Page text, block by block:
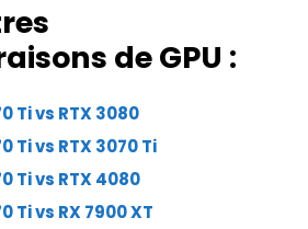
de GPU :
Ti vs RTX 3080
Ti vs RTX 3070 Ti
Ti vs RTX 4080
Ti vs RX 7900 XT